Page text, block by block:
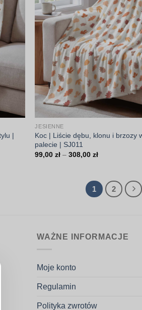
|
JESIENNE
Koc | Liście dębu, klonu i brzozy
palecie | SJ011
99,00zł – 308,00złZakres
do
308,00 zł
1 2
WAŻNE INFORMACJE
Moje konto
Regulamin
Polityka zwrotów